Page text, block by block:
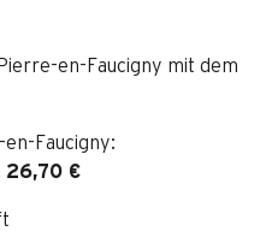
en-Faucigny mit dem
Faucigny:
26,70 €